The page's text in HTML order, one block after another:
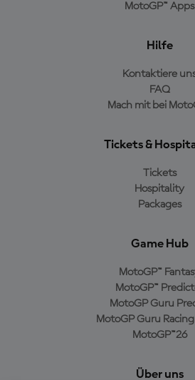
MotoGP™ Apps
Hilfe
Kontaktiere
FAQ
Mach mit bei
Tickets &
Tickets
Hospitality
Packages
Game Hub
MotoGP™
MotoGP™
MotoGP Guru
MotoGP Guru
MotoGP™26
Über uns